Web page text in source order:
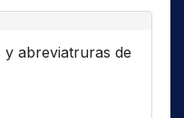
y abreviatruras de